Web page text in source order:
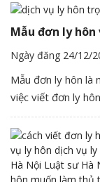
Mẫu đơn ly
Ngày đăng 24/12/
Mẫu đơn ly hôn là
việc viết đơn ly